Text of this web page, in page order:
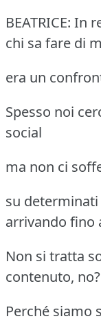
BEATRICE: In
chi sa fare di
era un
Spesso noi
social
ma non ci
su
arrivando fino
Non si tratta
contenuto, no?
Perché siamo